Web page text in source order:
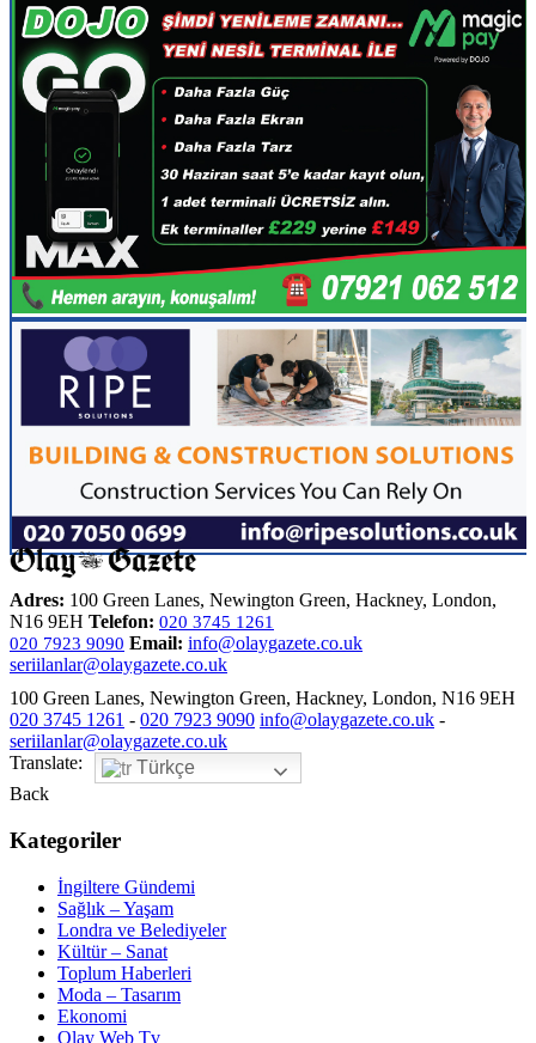
Adres: 100 Green Lanes, Newington Green, Hackney, London,
N16 9EH Telefon: 020 3745 1261
020 7923 9090 Email: info@olaygazete.co.uk
seriilanlar@olaygazete.co.uk
100 Green Lanes, Newington Green, Hackney, London, N16 9EH
020 3745 1261 - 020 7923 9090 info@olaygazete.co.uk -
seriilanlar@olaygazete.co.uk
Translate:
Türkçe
Back
Kategoriler
İngiltere Gündemi
Sağlık – Yaşam
Londra ve Belediyeler
Kültür – Sanat
Toplum Haberleri
Moda – Tasarım
Ekonomi
Olay Web Tv